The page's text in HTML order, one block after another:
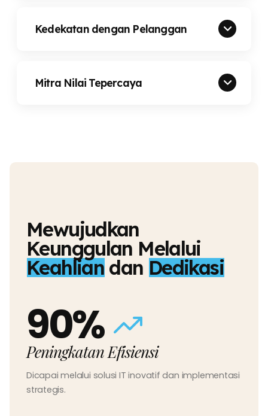
Kedekatan dengan Pelanggan
Mitra Nilai Tepercaya
Mewujudkan
Keunggulan Melalui
Keahlian dan Dedikasi
90%
Peningkatan Efisiensi
Dicapai melalui solusi IT inovatif dan implementasi
strategis.